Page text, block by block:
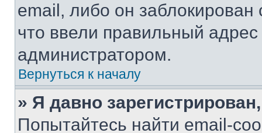
email, либо он
что ввели правильный адрес
администратором.
Вернуться к началу
» Я давно
Попытайтесь найти email-